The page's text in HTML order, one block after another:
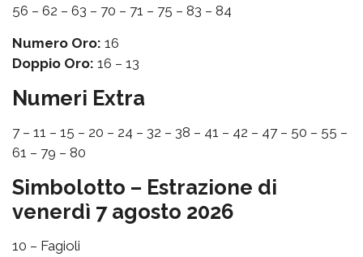
56 – 62 – 63 – 70 – 71 – 75 – 83 – 84
Numero Oro: 16
Doppio Oro: 16 – 13
Numeri Extra
7 – 11 – 15 – 20 – 24 – 32 – 38 – 41 – 42 – 47 – 50 – 55 –
61 – 79 – 80
Simbolotto – Estrazione di
venerdì 7 agosto 2026
10 – Fagioli